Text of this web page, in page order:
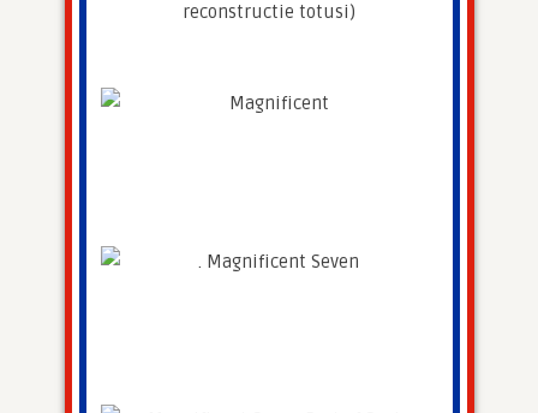
reconstructie totusi)